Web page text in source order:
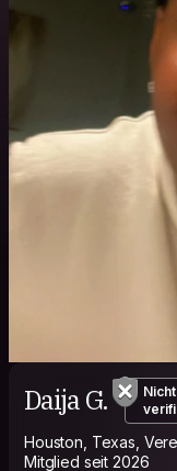
Daija G.
Nicht
Houston, Texas,
Mitglied seit 2026